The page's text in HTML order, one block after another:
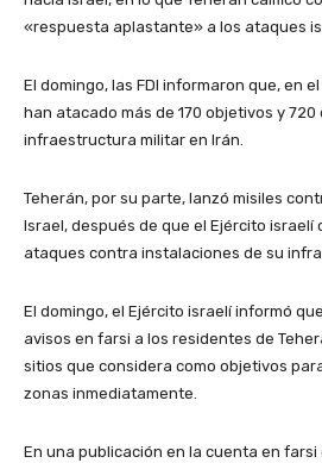
«respuesta aplastante» a los ataques
El domingo, las FDI informaron que, en
han atacado más de 170 objetivos y
infraestructura militar en Irán.
Teherán, por su parte, lanzó misiles
Israel, después de que el Ejército israelí
ataques contra instalaciones de su
El domingo, el Ejército israelí informó
avisos en farsi a los residentes de
sitios que considera como objetivos
zonas inmediatamente.
En una publicación en la cuenta en farsi